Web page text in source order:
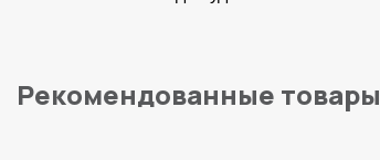
Рекомендованные товары